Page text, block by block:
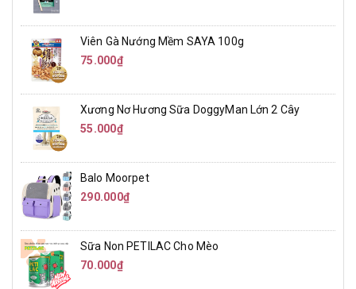
Viên Gà Nướng Mềm SAYA 100g
75.000₫
Xương Nơ Hương Sữa DoggyMan Lớn 2 Cây
55.000₫
Balo Moorpet
290.000₫
Sữa Non PETILAC Cho Mèo
70.000₫